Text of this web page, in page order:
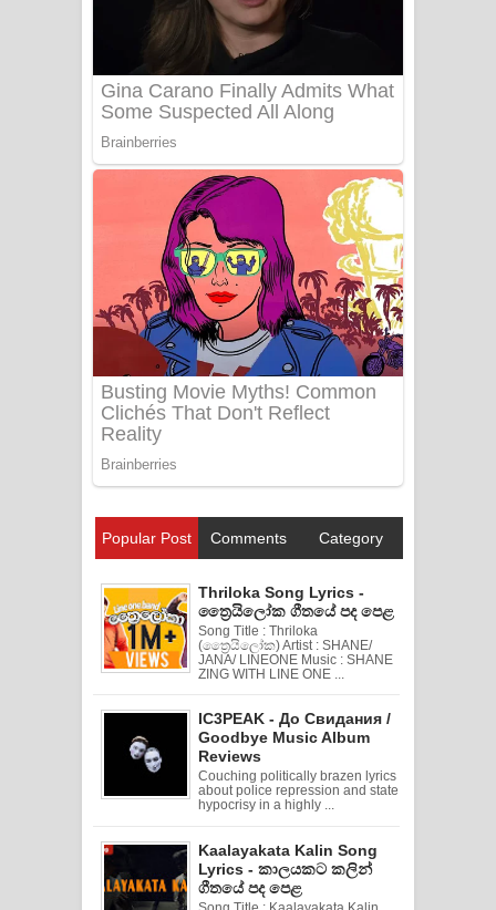
Popular Post Comments Category
Thriloka Song Lyrics -
ත්‍රෛයිලෝක ගීතයේ පද පෙළ
Song Title : Thriloka
(ත්‍රෛයිලෝක) Artist : SHANE/
JANA/ LINEONE Music : SHANE
ZING WITH LINE ONE ...
IC3PEAK - До Свидания /
Goodbye Music Album
Reviews
Couching politically brazen lyrics
about police repression and state
hypocrisy in a highly ...
Kaalayakata Kalin Song
Lyrics - කාලයකට කලින්
ගීතයේ පද පෙළ
Song Title : Kaalayakata Kalin